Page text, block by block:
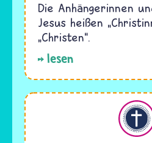
Die Anhängerinnen
Jesus heißen
„Christen“.
lesen
Christentum